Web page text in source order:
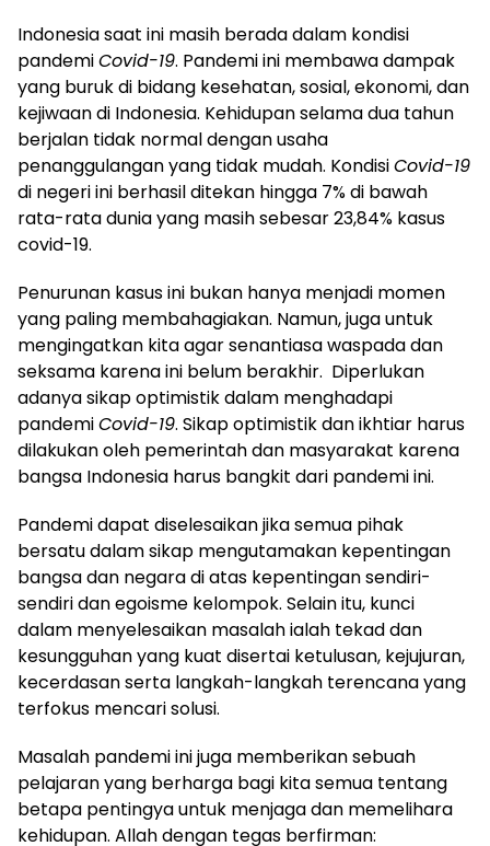
Indonesia saat ini masih berada dalam kondisi
pandemiCovid-19. Pandemi ini membawa dampak
yang buruk di bidang kesehatan, sosial, ekonomi, dan
kejiwaan di Indonesia. Kehidupan selama dua tahun
berjalan tidak normal dengan usaha
penanggulangan yang tidak mudah. KondisiCovid-19
di negeri ini berhasil ditekan hingga 7% di bawah
rata-rata dunia yang masih sebesar 23,84% kasus
covid-19.
Penurunan kasus ini bukan hanya menjadi momen
yang paling membahagiakan. Namun, juga untuk
mengingatkan kita agar senantiasa waspada dan
seksama karena ini belum berakhir. Diperlukan
adanya sikap optimistik dalam menghadapi
pandemiCovid-19. Sikap optimistik dan ikhtiar harus
dilakukan oleh pemerintah dan masyarakat karena
bangsa Indonesia harus bangkit dari pandemi ini.
Pandemi dapat diselesaikan jika semua pihak
bersatu dalam sikap mengutamakan kepentingan
bangsa dan negara di atas kepentingan sendiri-
sendiri dan egoisme kelompok. Selain itu, kunci
dalam menyelesaikan masalah ialah tekad dan
kesungguhan yang kuat disertai ketulusan, kejujuran,
kecerdasan serta langkah-langkah terencana yang
terfokus mencari solusi.
Masalah pandemi ini juga memberikan sebuah
pelajaran yang berharga bagi kita semua tentang
betapa pentingya untuk menjaga dan memelihara
kehidupan. Allah dengan tegas berfirman: